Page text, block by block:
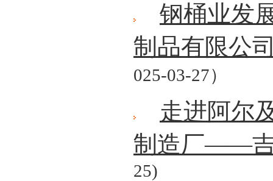
钢桶业发
制品有限公
025-03-27）
走进阿尔
制造厂——吉
25)